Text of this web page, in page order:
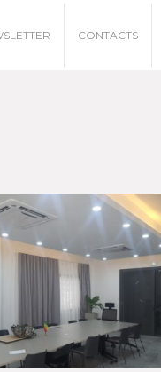
CONTACTS